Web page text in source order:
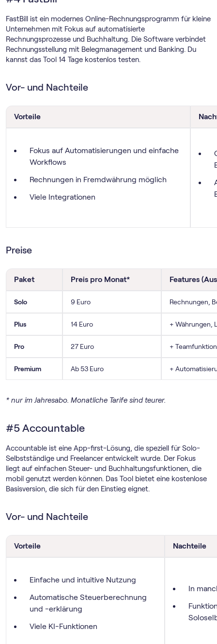
FastBill ist ein modernes Online-Rechnungs­programm für kleine
Unternehmen mit Fokus auf automatisierte
Rechnungsprozesse und Buchhaltung. Die Software verbindet
Rechnungsstellung mit Belegmanagement und Banking. Du
kannst das Tool 14 Tage kostenlos testen.
Vor- und Nachteile
Vorteile
Fokus auf Automatisierungen und einfache
Workflows
Rechnungen in Fremdwährung möglich
Viele Integrationen
Preise
Paket Preis pro Monat* Features
Solo 9 Euro Rechnungen,
Plus 14 Euro + Währungen,
Pro 27 Euro +
Premium Ab 53 Euro +
* nur im Jahresabo. Monatliche Tarife sind teurer.
#5 Accountable
Accountable ist eine App-first-Lösung, die speziell für Solo-
Selbstständige und Freelancer entwickelt wurde. Der Fokus
liegt auf einfachen Steuer- und Buchhaltungsfunktionen, die
mobil genutzt werden können. Das Tool bietet eine kostenlose
Basisversion, die sich für den Einstieg eignet.
Vor- und Nachteile
Vorteile Nachteile
Einfache und intuitive Nutzung
Automatische Steuerberechnung
und -erklärung
Viele KI-Funktionen
In